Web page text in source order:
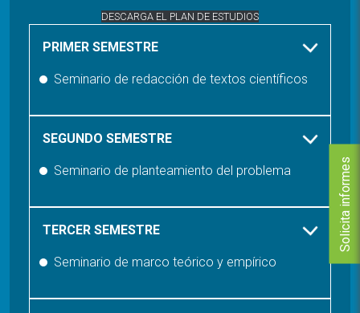
Solicita informes
DESCARGA EL PLAN DE ESTUDIOS
PRIMER SEMESTRE
Seminario de redacción de textos científicos
SEGUNDO SEMESTRE
Seminario de planteamiento del problema
TERCER SEMESTRE
Seminario de marco teórico y empírico